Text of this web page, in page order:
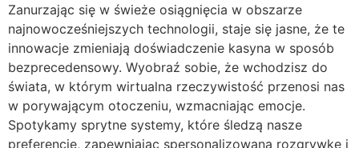
Zanurzając się w świeże osiągnięcia w obszarze
najnowocześniejszych technologii, staje się jasne, że te
innowacje zmieniają doświadczenie kasyna w sposób
bezprecedensowy. Wyobraź sobie, że wchodzisz do
świata, w którym wirtualna rzeczywistość przenosi nas
w porywającym otoczeniu, wzmacniając emocje.
Spotykamy sprytne systemy, które śledzą nasze
preferencje, zapewniając spersonalizowaną rozgrywkę i